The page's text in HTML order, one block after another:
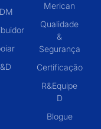
Merican
Qualidade
&
Segurança
Certificação
R&Equipe
D
Blogue